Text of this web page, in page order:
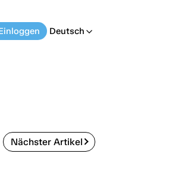
Deutsch arrow_back_ios
Nächster Artikel